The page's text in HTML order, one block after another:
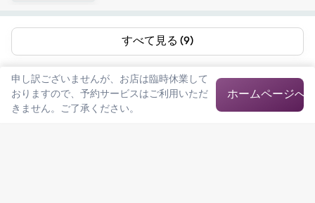
すべて見る (9)
申し訳ございませんが、お店は臨時休業して
おりますので、予約サービスはご利用いただ
きません。ご了承ください。
ホームページへ